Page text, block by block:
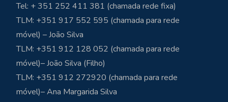
Tel: + 351 252 411 381 (chamada rede fixa)
TLM: +351 917 552 595 (chamada para rede
móvel) – João Silva
TLM: +351 912 128 052 (chamada para rede
móvel)– João Silva (Filho)
TLM: +351 912 272920 (chamada para rede
móvel)– Ana Margarida Silva